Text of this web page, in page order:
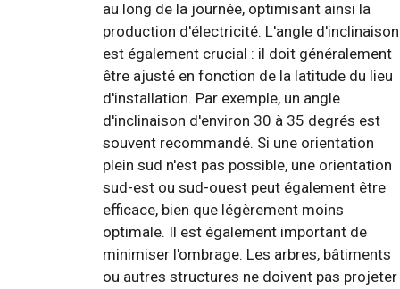
au long de la journée, optimisant ainsi la
production d'électricité. L'angle d'inclinaison
est également crucial : il doit généralement
être ajusté en fonction de la latitude du lieu
d'installation. Par exemple, un angle
d'inclinaison d'environ 30 à 35 degrés est
souvent recommandé. Si une orientation
plein sud n'est pas possible, une orientation
sud-est ou sud-ouest peut également être
efficace, bien que légèrement moins
optimale. Il est également important de
minimiser l'ombrage. Les arbres, bâtiments
ou autres structures ne doivent pas projeter